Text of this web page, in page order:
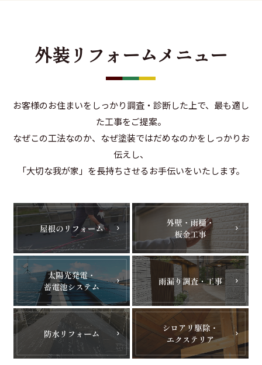
外装リフォームメニュー
お客様のお住まいをしっかり調査・診断した上で、最も適し
た工事をご提案。
なぜこの工法なのか、なぜ塗装ではだめなのかをしっかりお
伝えし、
「大切な我が家」を長持ちさせるお手伝いをいたします。